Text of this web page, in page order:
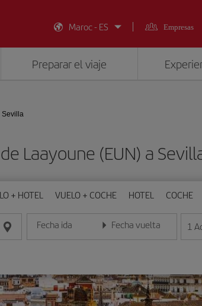
Maroc - ES
Empresas
Preparar el viaje
Sevilla
Laayoune (EUN) a
+ HOTEL VUELO + COCHE HOTEL COCHE
Fecha ida
Introduce la fecha en formato día/mes/año
Fecha vuelta
Introduce la fecha en 1